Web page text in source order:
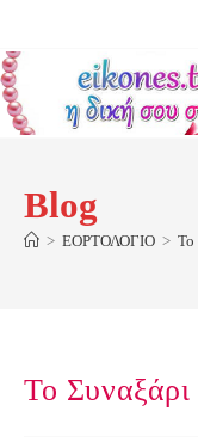
content
Blog
> ΕΟΡΤΟΛΟΓΙΟ > Το
Το